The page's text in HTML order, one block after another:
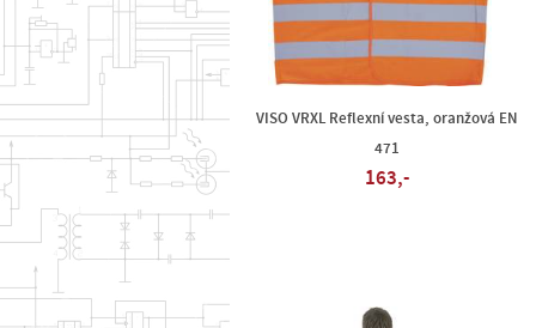
VISO VRXL Reflexní vesta, oranžová EN
471
163,-